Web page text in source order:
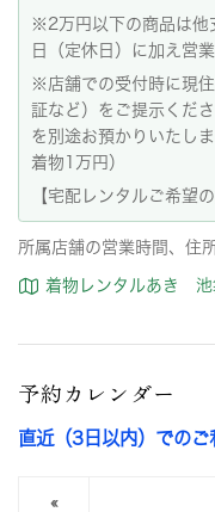
※2万円以下の商品は他
日（定休日）に加え営
※店舗での受付時に現
証など）をご提示くだ
を別途お預かりいたし
着物1万円）
【宅配レンタルご希望の
所属店舗の営業時間、住
着物レンタルあき 池
予約カレンダー
直近（3日以内）でのご
«